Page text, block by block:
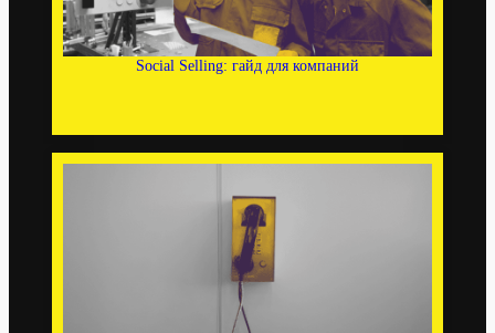
Social Selling: гайд для компаний